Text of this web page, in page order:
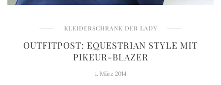
KLEIDERSCHRANK DER LADY
OUTFITPOST: EQUESTRIAN STYLE MIT
PIKEUR-BLAZER
1. März 2014